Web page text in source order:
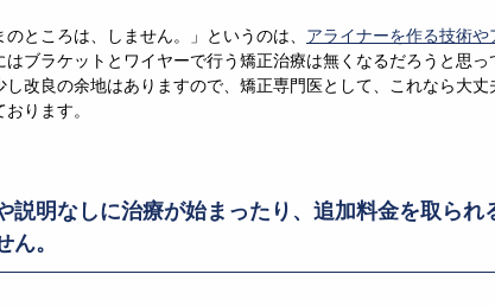
のところは、しません。」というのは、 アライナーを作る技術
はブラケットとワイヤーで行う矯正治療は無くなるだろうと思っ
し改良の余地はありますので、矯正専門医として、これなら大
ります。
説明なしに治療が始まったり、追加料金を取ら
ん。